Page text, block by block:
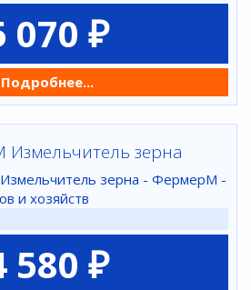
070 ₽
Подробнее...
зерна
580 ₽